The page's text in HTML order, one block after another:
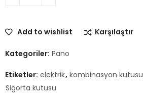
Add to wishlist Karşılaştır
Kategoriler: Pano
Etiketler: elektrik, kombinasyon kutusu
Sigorta kutusu